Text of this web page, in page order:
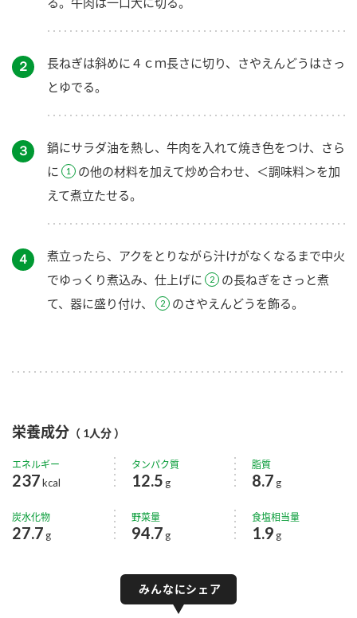
２
長ねぎは斜めに４ｃｍ長さに切り、さやえんどうはさっ
とゆでる。
３
鍋にサラダ油を熱し、牛肉を入れて焼き色をつけ、さら
に
の他の材料を加えて炒め合わせ、＜調味料＞を加
えて煮立たせる。
４
煮立ったら、アクをとりながら汁けがなくなるまで中火
でゆっくり煮込み、仕上げに
の長ねぎをさっと煮
て、器に盛り付け、
のさやえんどうを飾る。
栄養成分 （ 1人分 ）
エネルギー
237kcal
タンパク質
12.5 g
脂質
8.7 g
炭水化物
27.7 g
野菜量
94.7 g
食塩相当量
1.9 g